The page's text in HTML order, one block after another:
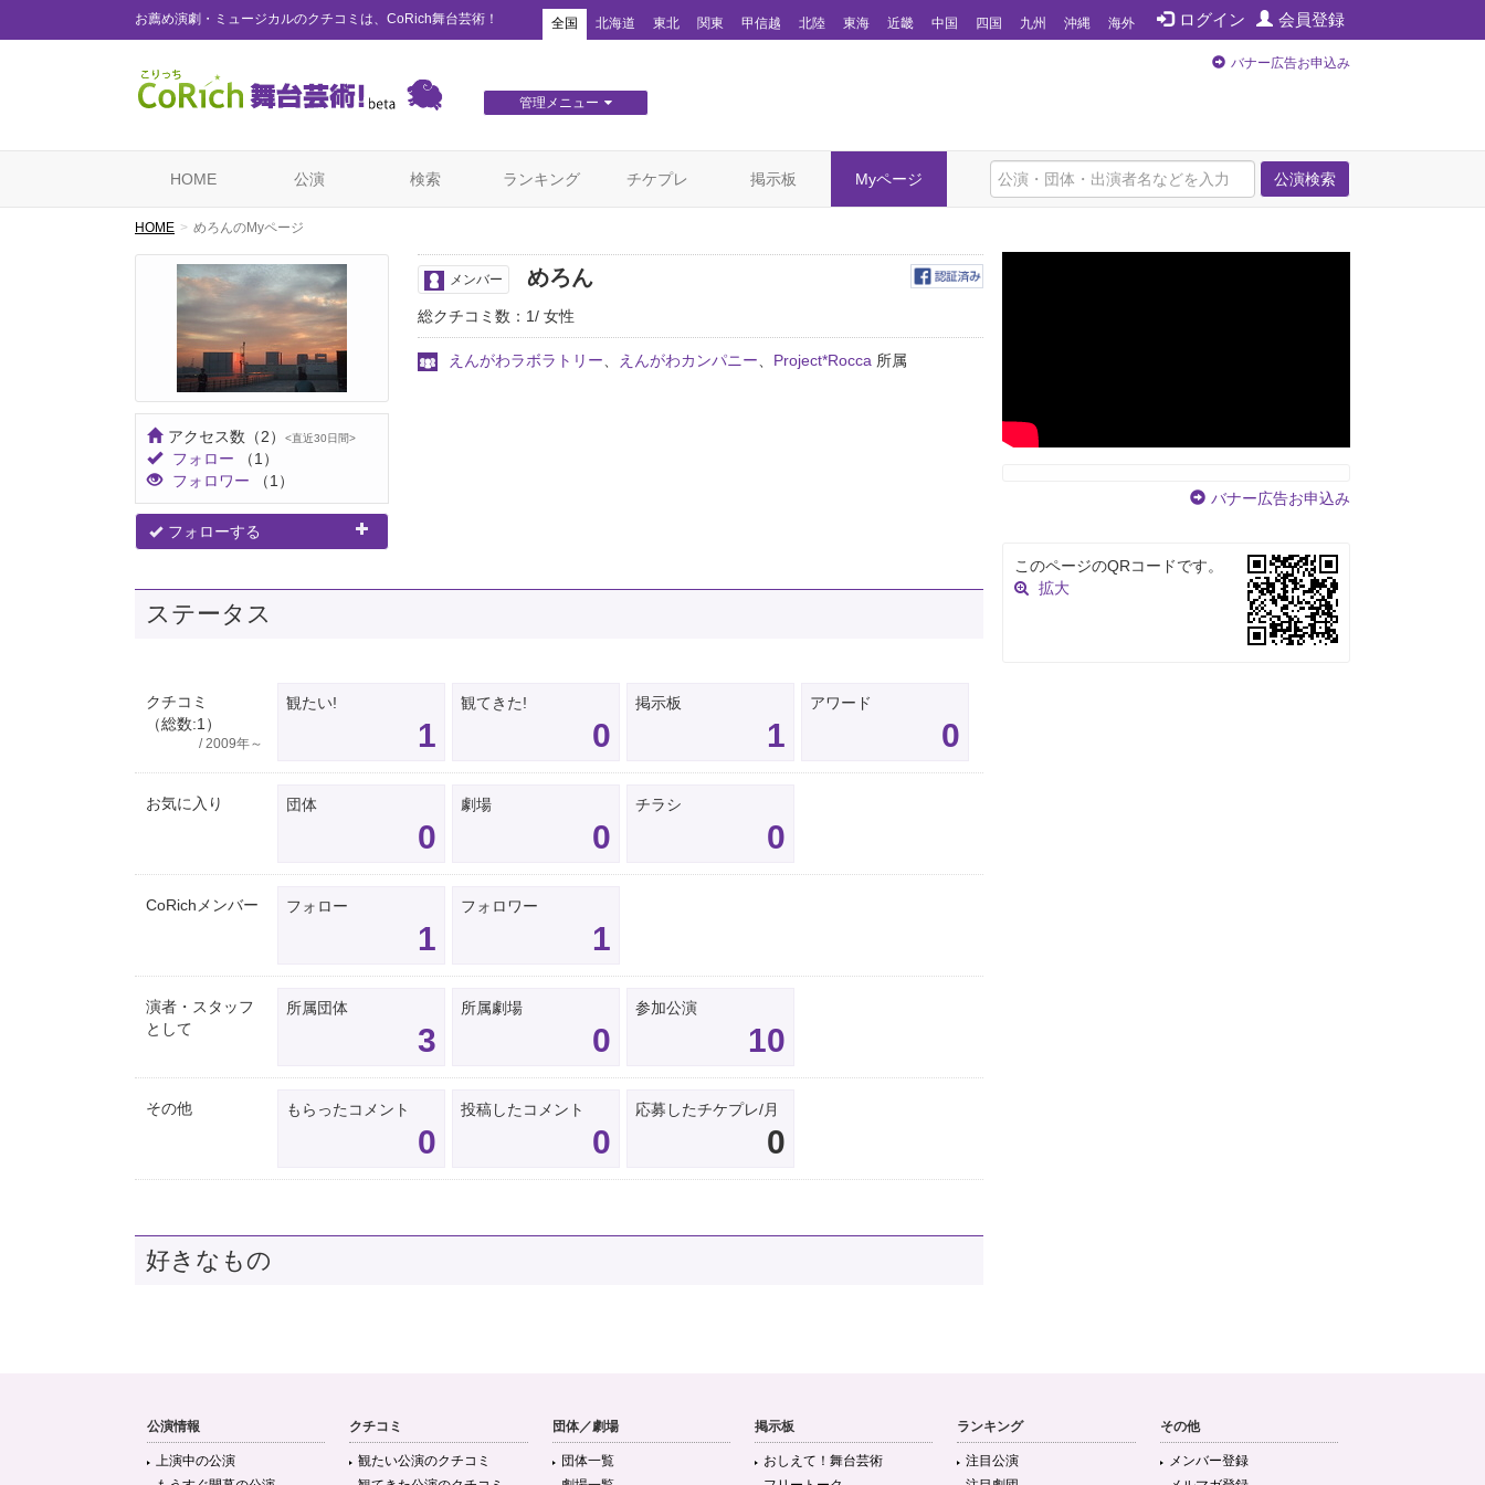
お薦め演劇・ミュージカルのクチコミは、CoRich舞台芸術！ ログイン 会員登録
全国 北海道 東北 関東 甲信越 北陸 東海 近畿 中国 四国 九州 沖縄 海外
管理メニュー
バナー広告お申込み
公演検索
HOME 公演 検索 ランキング チケプレ 掲示板 Myページ
HOME めろんのMyページ
アクセス数 （2） <直近30日間>
フォロー
（1）
フォロワー
（1）
フォローする
メンバー めろん
総クチコミ数：1 女性
えんがわラボラトリー えんがわカンパニー Project*Rocca 所属
ステータス
クチコミ
（総数:1）
/ 2009年～
観たい!
1
観てきた!
0
掲示板
1
アワード
0
お気に入り 団体
0
劇場
0
チラシ
0
CoRichメンバー フォロー
1
フォロワー
1
演者・スタッフ
として
所属団体
3
所属劇場
0
参加公演
10
その他 もらったコメント
0
投稿したコメント
0
応募したチケプレ/月
0
好きなもの
バナー広告お申込み
このページのQRコードです。
拡大
公演情報
上演中の公演
クチコミ
観たい公演のクチコミ
団体／劇場
団体一覧
掲示板
おしえて！舞台芸術
ランキング
注目公演
その他
メンバー登録